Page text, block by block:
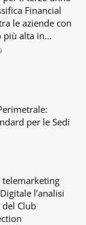
Financial
le aziende con
più alta in...
per le Sedi
l’analisi
Club